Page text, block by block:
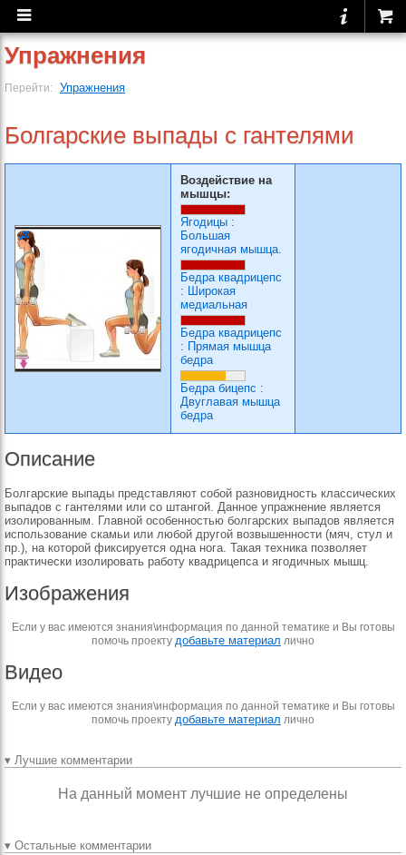
Упражнения
Перейти: Упражнения
Болгарские выпады с гантелями
Воздействие на
мышцы:
Ягодицы :
Большая
ягодичная мышца.
Бедра квадрицепс
: Широкая
медиальная
Бедра квадрицепс
: Прямая мышца
бедра
Бедра бицепс :
Двуглавая мышца
бедра
Описание
Болгарские выпады представляют собой разновидность классических
выпадов с гантелями или со штангой. Данное упражнение является
изолированным. Главной особенностью болгарских выпадов является
использование скамьи или любой другой возвышенности (мяч, стул и
пр.), на которой фиксируется одна нога. Такая техника позволяет
практически изолировать работу квадрицепса и ягодичных мышц.
Изображения
Если у вас имеются знания\информация по данной тематике и Вы готовы
помочь проекту добавьте материал лично
Видео
Если у вас имеются знания\информация по данной тематике и Вы готовы
помочь проекту добавьте материал лично
▾ Лучшие комментарии
На данный момент лучшие не определены
▾ Остальные комментарии